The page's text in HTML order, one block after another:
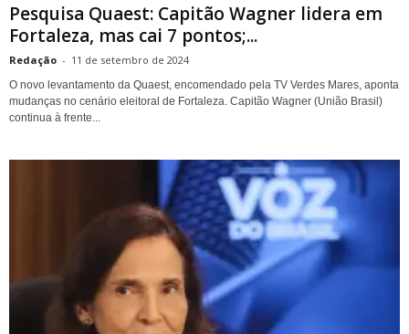
Pesquisa Quaest: Capitão Wagner lidera em
Fortaleza, mas cai 7 pontos;...
Redação - 11 de setembro de 2024
O novo levantamento da Quaest, encomendado pela TV Verdes Mares, aponta
mudanças no cenário eleitoral de Fortaleza. Capitão Wagner (União Brasil)
continua à frente...